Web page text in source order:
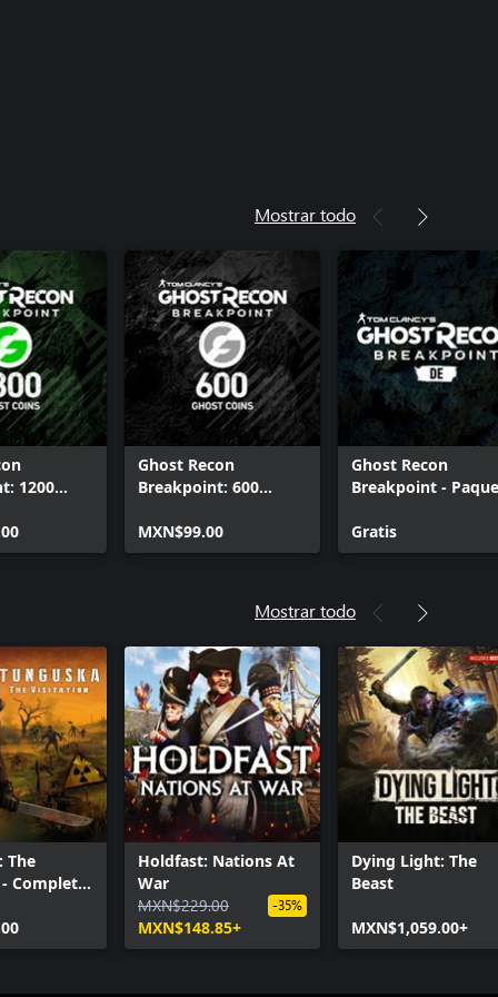
Mostrar todo
1200
Ghost Recon
Breakpoint: 600
MXN$99.00
Ghost Recon
Breakpoint -
Gratis
Mostrar todo
The
Complete
Holdfast: Nations At
War
MXN$229.00
MXN$148.85+
-35%
Dying Light: The
Beast
MXN$1,059.00+